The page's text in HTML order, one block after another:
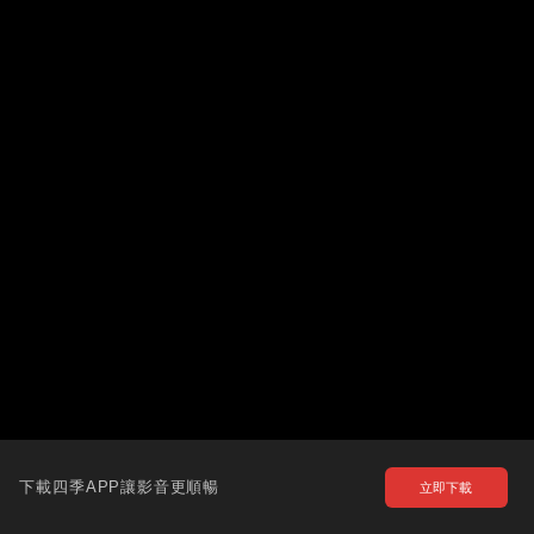
下載四季APP讓影音更順暢 立即下載